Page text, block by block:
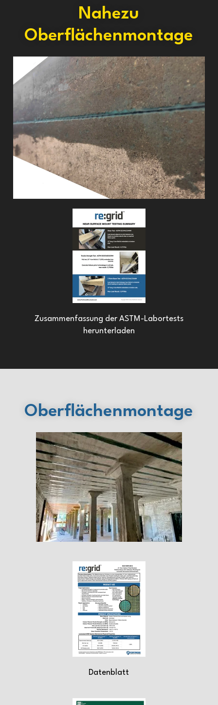
Nahezu
Oberflächenmontage
Zusammenfassung der ASTM-Labortests
herunterladen
Oberflächenmontage
Datenblatt